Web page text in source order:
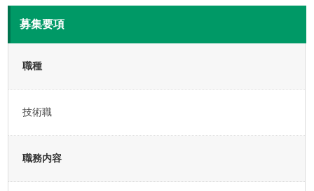
募集要項
職種
技術職
職務内容